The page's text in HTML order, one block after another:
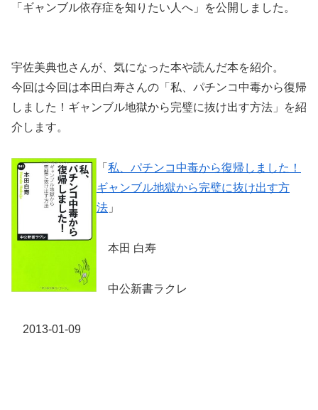
「ギャンブル依存症を知りたい人へ」を公開しました。
宇佐美典也さんが、気になった本や読んだ本を紹介。
今回は今回は本田白寿さんの「私、パチンコ中毒から復帰
しました！ギャンブル地獄から完璧に抜け出す方法」を紹
介します。
「 私、パチンコ中毒から復帰しました！
ギャンブル地獄から完璧に抜け出す方
法 」
本田 白寿
中公新書ラクレ
2013-01-09